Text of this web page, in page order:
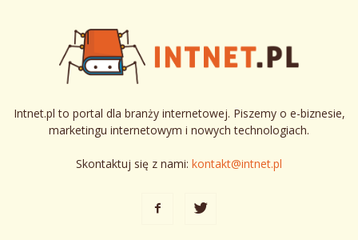
Intnet.pl to portal dla branży internetowej. Piszemy o e-biznesie,
marketingu internetowym i nowych technologiach.
Skontaktuj się z nami: kontakt@intnet.pl